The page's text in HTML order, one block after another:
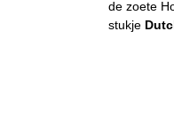
de zoete
stukje